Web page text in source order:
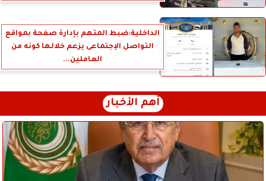
الداخلية:ضبط المتهم بإدارة صفحة بمواقع
التواصل الإجتماعى يزعم خلالها كونه من
العاملين...
أهم الأخبار